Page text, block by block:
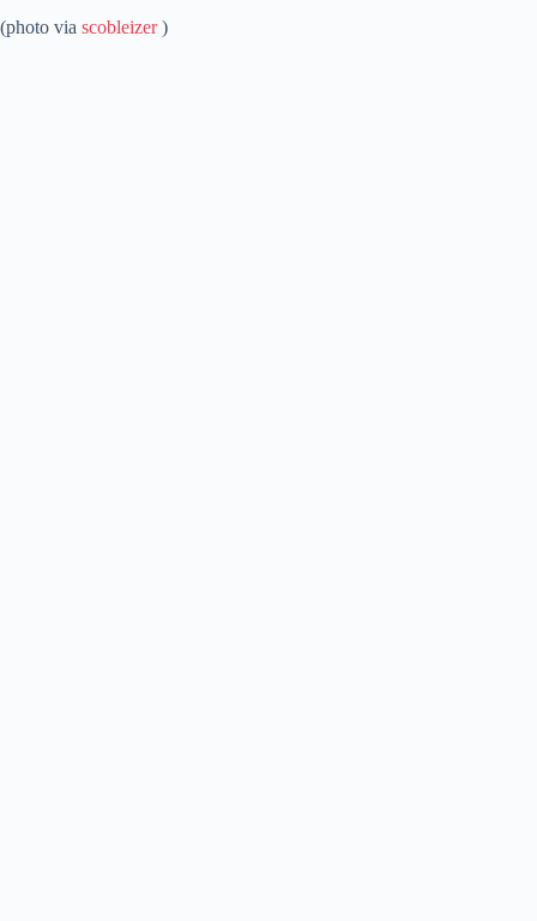
(photo via scobleizer)